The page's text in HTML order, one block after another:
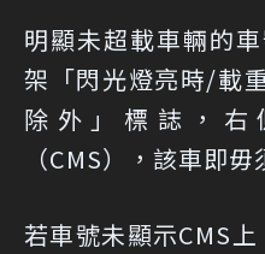
明顯未超載車輛的
架「閃光燈亮時/載
除外」標誌，右
（CMS），該車即
若車號未顯示CMS